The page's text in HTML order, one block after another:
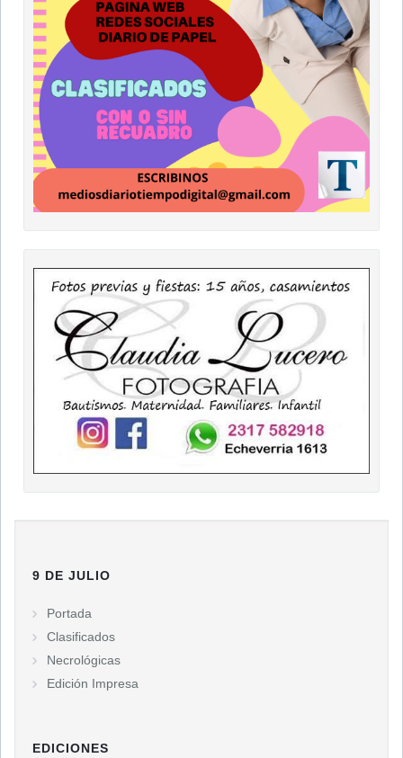
9 DE JULIO
Portada
Clasificados
Necrológicas
Edición Impresa
EDICIONES